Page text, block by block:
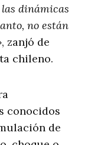
dinámicas
no están
, zanjó de
chileno.
conocidos
de